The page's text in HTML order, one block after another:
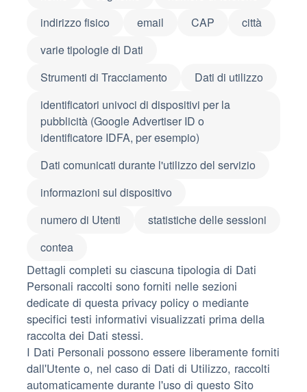
indirizzo fisico
email CAP
città
varie tipologie di Dati
Strumenti di Tracciamento
Dati di utilizzo
identificatori univoci di dispositivi per la
pubblicità (Google Advertiser ID o
identificatore IDFA, per esempio)
Dati comunicati durante l'utilizzo del servizio
informazioni sul dispositivo
numero di Utenti
statistiche delle sessioni
contea
Dettagli completi su ciascuna tipologia di Dati
Personali raccolti sono forniti nelle sezioni
dedicate di questa privacy policy o mediante
specifici testi informativi visualizzati prima della
raccolta dei Dati stessi.
I Dati Personali possono essere liberamente forniti
dall'Utente o, nel caso di Dati di Utilizzo, raccolti
automaticamente durante l'uso di questo Sito